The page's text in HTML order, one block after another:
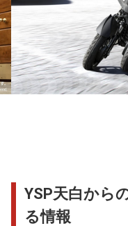
YSP天白から
る情報